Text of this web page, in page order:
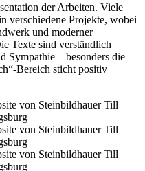
der Arbeiten. Viele
verschiedene Projekte, wobei
und moderner
Texte sind verständlich
Sympathie – besonders die
Bereich sticht positiv